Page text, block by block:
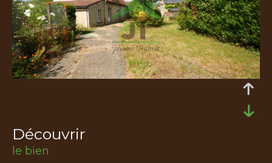
découvrir
le bien